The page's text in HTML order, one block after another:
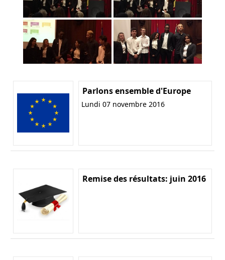
Parlons ensemble d'Europe
Lundi 07 novembre 2016
Remise des résultats: juin 2016